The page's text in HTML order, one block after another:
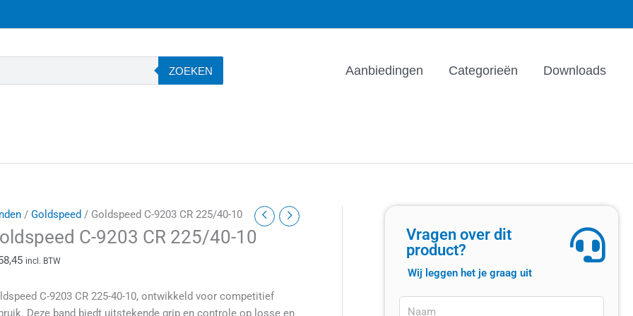
ZOEKEN Aanbiedingen Categorieën Downloads
/ Goldspeed / Goldspeed C-9203 CR 225/40-10
C-9203 CR 225/40-10
incl. BTW
C-9203 CR 225-40-10, ontwikkeld voor competitief
Vragen over dit
product?
Wij leggen het je graag uit